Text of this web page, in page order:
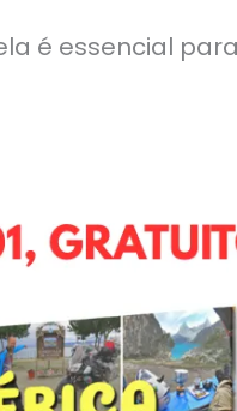
é essencial